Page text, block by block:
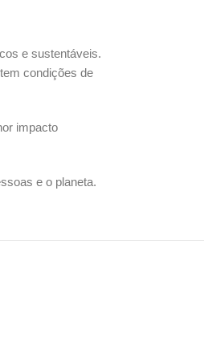
e sustentáveis.
condições de
impacto
e o planeta.